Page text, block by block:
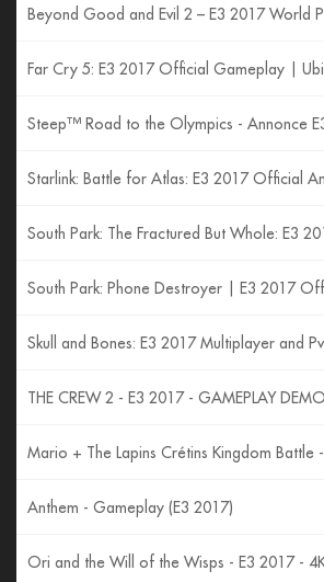
Far Cry 5: E3 2017 Official Gameplay |
Steep™ Road to the Olympics - Annonce
THE CREW 2 - E3 2017 - GAMEPLAY
Anthem - Gameplay (E3 2017)